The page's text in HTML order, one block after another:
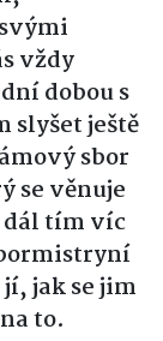
vždy
dobou s
slyšet ještě
sbor
se věnuje
dál tím víc
jak se jim
to.